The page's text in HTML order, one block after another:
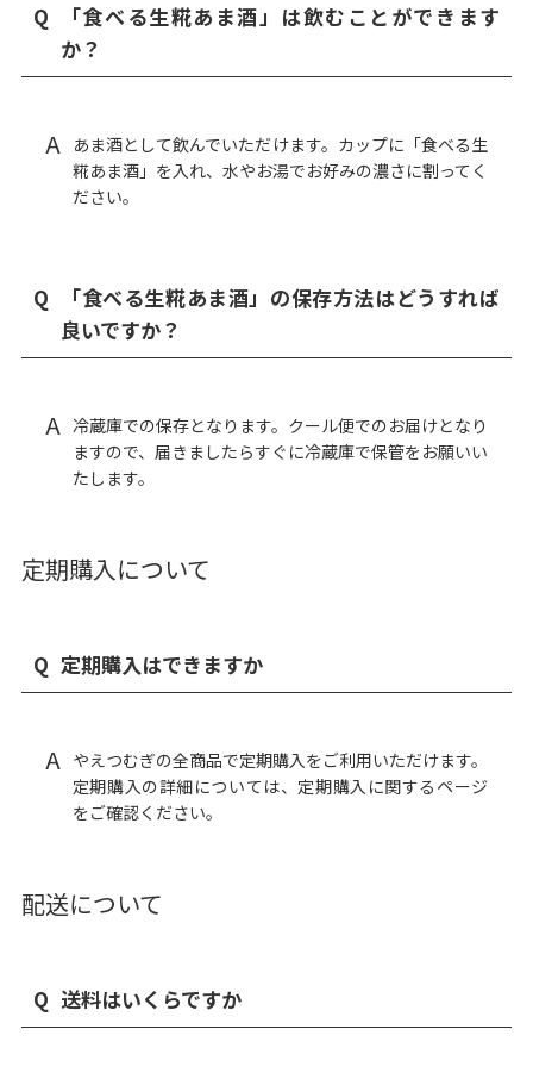
Q
「食べる生糀あま酒」は飲むことができます
か？
A
あま酒として飲んでいただけます。カップに「食べる生
糀あま酒」を入れ、水やお湯でお好みの濃さに割ってく
ださい。
Q
「食べる生糀あま酒」の保存方法はどうすれば
良いですか？
A 冷蔵庫での保存となります。クール便でのお届けとなり
ますので、届きましたらすぐに冷蔵庫で保管をお願いい
たします。
定期購入について
Q 定期購入はできますか
A やえつむぎの全商品で定期購入をご利用いただけます。
定期購入の詳細については、定期購入に関するページ
をご確認ください。
配送について
Q 送料はいくらですか